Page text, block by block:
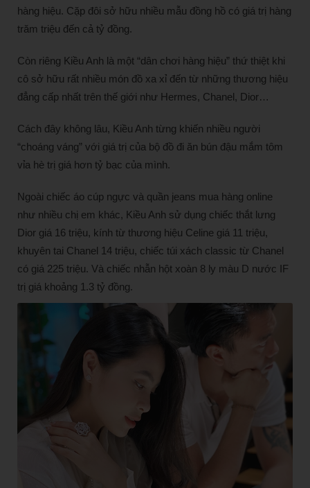
hàng hiệu. Cặp đôi sở hữu nhiều mẫu đồng hồ có giá trị hàng
trăm triệu đến cả tỷ đồng.
Còn riêng Kiều Anh là một “dân chơi hàng hiệu” thứ thiệt khi
cô sở hữu rất nhiều món đồ xa xỉ đến từ những thương hiệu
đẳng cấp nhất trên thế giới như Hermes, Chanel, Dior…
Cách đây không lâu, Kiều Anh từng khiến nhiều người
“choáng váng” với giá trị của bộ đồ đi ăn bún đậu mắm tôm
vỉa hè trị giá hơn tỷ bạc của mình.
Ngoài chiếc áo cúp ngực và quần jeans mua hàng online
như nhiều chị em khác, Kiều Anh sử dụng chiếc thắt lưng
Dior giá 16 triệu, kính từ thương hiệu Celine giá 11 triệu,
khuyên tai Chanel 14 triệu, chiếc túi xách classic từ Chanel
có giá 225 triệu. Và chiếc nhẫn hột xoàn 8 ly màu D nước IF
trị giá khoảng 1.3 tỷ đồng.